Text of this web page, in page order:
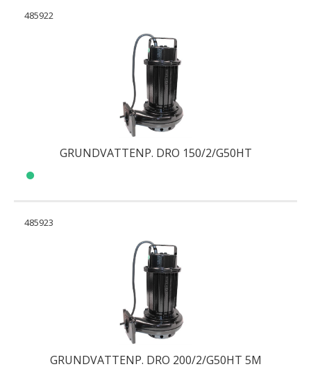
485922
GRUNDVATTENP. DRO 150/2/G50HT
485923
GRUNDVATTENP. DRO 200/2/G50HT 5M